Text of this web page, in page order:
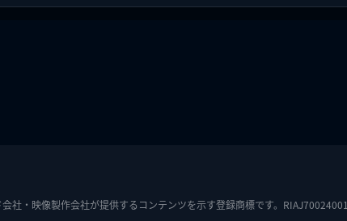
社・映像製作会社が提供するコンテンツを示す登録商標です。RIAJ70024001